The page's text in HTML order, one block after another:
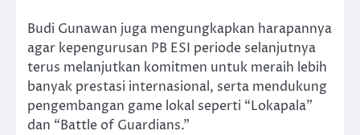
Budi Gunawan juga mengungkapkan harapannya
agar kepengurusan PB ESI periode selanjutnya
terus melanjutkan komitmen untuk meraih lebih
banyak prestasi internasional, serta mendukung
pengembangan game lokal seperti “Lokapala”
dan “Battle of Guardians.”